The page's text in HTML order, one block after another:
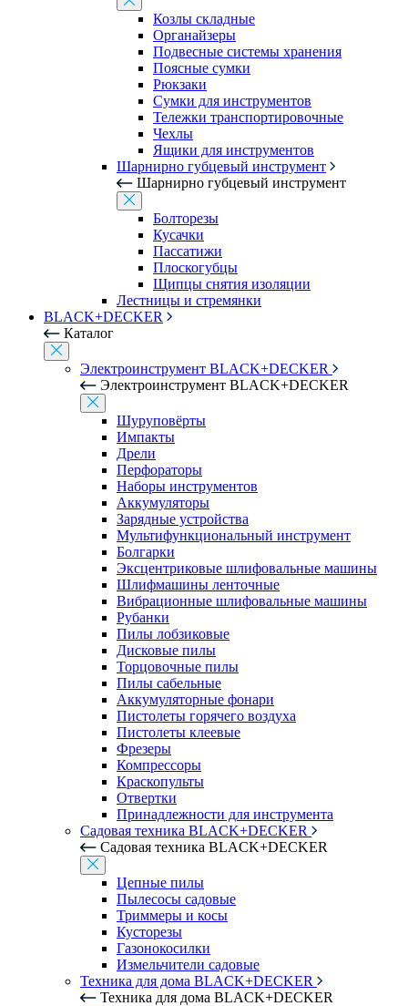
Козлы складные
Органайзеры
Подвесные системы хранения
Поясные сумки
Рюкзаки
Сумки для инструментов
Тележки транспортировочные
Чехлы
Ящики для инструментов
Шарнирно губцевый инструмент
Шарнирно губцевый инструмент
Болторезы
Кусачки
Пассатижи
Плоскогубцы
Щипцы снятия изоляции
Лестницы и стремянки
BLACK+DECKER
Каталог
Электроинструмент BLACK+DECKER
Электроинструмент BLACK+DECKER
Шуруповёрты
Импакты
Дрели
Перфораторы
Наборы инструментов
Аккумуляторы
Зарядные устройства
Мультифункциональный инструмент
Болгарки
Эксцентриковые шлифовальные машины
Шлифмашины ленточные
Вибрационные шлифовальные машины
Рубанки
Пилы лобзиковые
Дисковые пилы
Торцовочные пилы
Пилы сабельные
Аккумуляторные фонари
Пистолеты горячего воздуха
Пистолеты клеевые
Фрезеры
Компрессоры
Краскопульты
Отвертки
Принадлежности для инструмента
Садовая техника BLACK+DECKER
Садовая техника BLACK+DECKER
Цепные пилы
Пылесосы садовые
Триммеры и косы
Кусторезы
Газонокосилки
Измельчители садовые
Техника для дома BLACK+DECKER
Техника для дома BLACK+DECKER